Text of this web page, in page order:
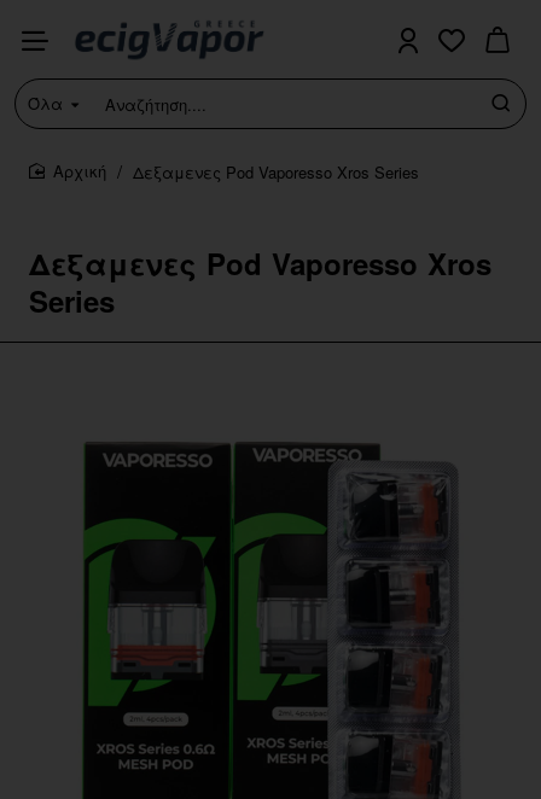
Όλα
Αναζήτηση....
Δεξαμενες Pod Vaporesso Xros
Series
home
Δεξαμενες Pod Vaporesso Xros Series